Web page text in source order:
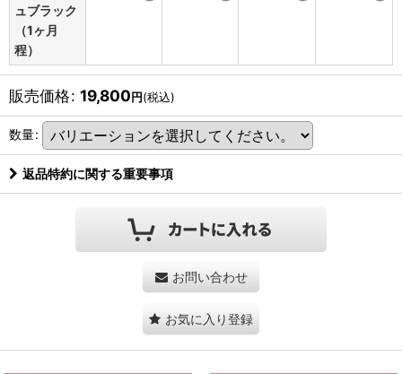
ュブラック
（1ヶ月
程）
販売価格: 19,800円(税込)
数量:
返品特約に関する重要事項
お問い合わせ
お気に入り登録